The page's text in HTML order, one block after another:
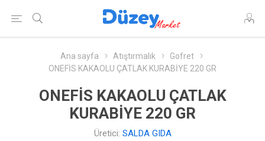
Ana sayfa Atıştırmalık
Gofret
ONEFİS KAKAOLU ÇATLAK KURABİYE 220 GR
ONEFİS KAKAOLU ÇATLAK
KURABİYE 220 GR
Üretici: SALDA GIDA